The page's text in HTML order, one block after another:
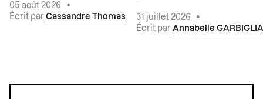
05 août 2026
•
Écrit par Cassandre Thomas 31 juillet 2026
•
Écrit par Annabelle GARBIGLIA